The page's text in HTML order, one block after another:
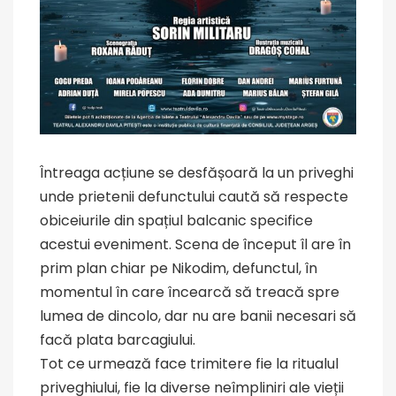
Întreaga acțiune se desfășoară la un priveghi
unde prietenii defunctului caută să respecte
obiceiurile din spațiul balcanic specifice
acestui eveniment. Scena de început îl are în
prim plan chiar pe Nikodim, defunctul, în
momentul în care încearcă să treacă spre
lumea de dincolo, dar nu are banii necesari să
facă plata barcagiului.
Tot ce urmează face trimitere fie la ritualul
priveghiului, fie la diverse neîmpliniri ale vieții